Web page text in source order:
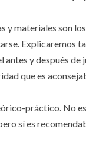
y materiales son
Explicaremos
antes y después de
que es
práctico. No
sí es